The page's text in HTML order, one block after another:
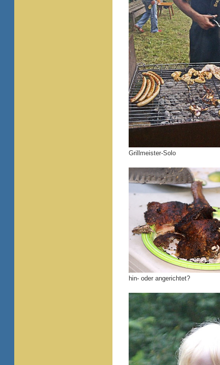
Grillmeister-Solo
hin- oder angerichtet?